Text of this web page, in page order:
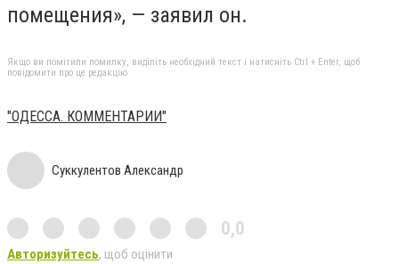
помещения», — заявил он.
Якщо ви помітили помилку, виділіть необхідний текст і натисніть Ctrl + Enter, щоб
повідомити про це редакцію
"ОДЕССА. КОММЕНТАРИИ"
Суккулентов Александр
0,0
Авторизуйтесь, щоб оцінити